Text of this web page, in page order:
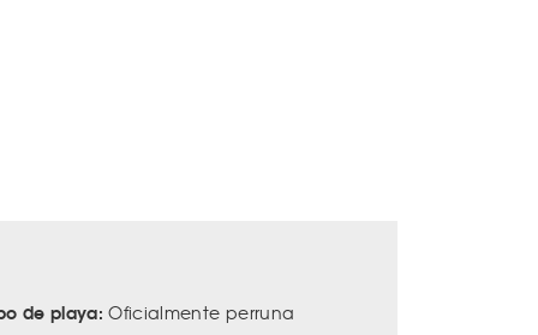
de playa: Oficialmente perruna